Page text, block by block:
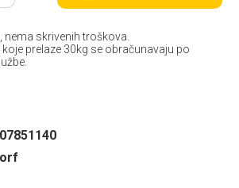
nema skrivenih troškova.
prelaze 30kg se obračunavaju po